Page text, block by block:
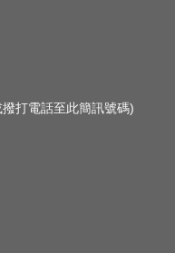
打電話至此簡訊號碼)